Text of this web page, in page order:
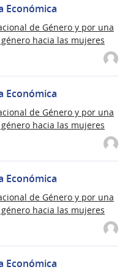
Económica
de Género y por una
hacia las mujeres
Económica
de Género y por una
hacia las mujeres
Económica
de Género y por una
hacia las mujeres
Económica